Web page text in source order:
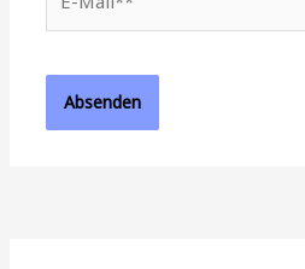
Mail**